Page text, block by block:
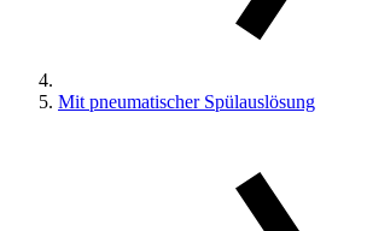
Mit pneumatischer Spülauslösung